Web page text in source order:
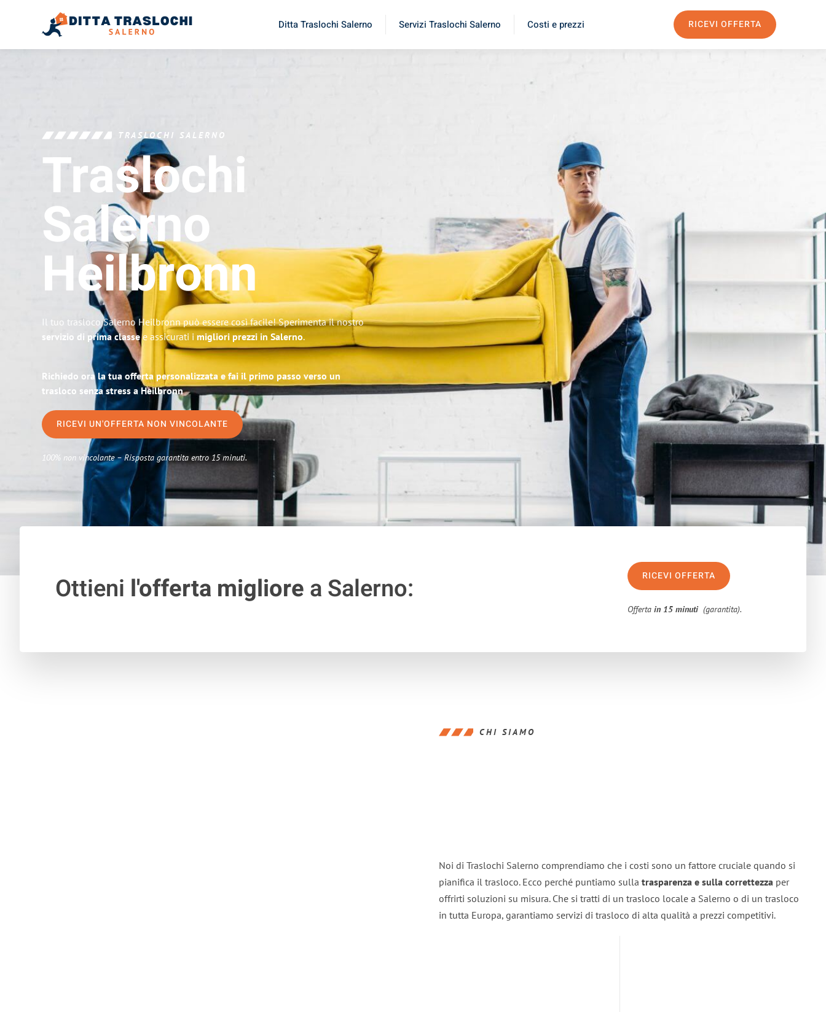
Ditta Traslochi Salerno Servizi Traslochi Salerno Costi e prezzi RICEVI OFFERTA
TRASLOCHI SALERNO
Traslochi
Salerno
Heilbronn
Il tuo trasloco Salerno Heilbronn può essere così facile! Sperimenta il nostro
servizio di prima classee assicurati i migliori prezzi in Salerno.
Richiedo ora la tua offerta personalizzata e fai il primo passo verso un
trasloco senza stress a Heilbronn
RICEVI UN'OFFERTA NON VINCOLANTE
100% non vincolante – Risposta garantita entro 15 minuti.
Ottieni l'offerta migliorea Salerno: RICEVI OFFERTA
Offertain 15 minuti (garantita).
CHI SIAMO
Noi di Traslochi Salerno comprendiamo che i costi sono un fattore cruciale quando si
pianifica il trasloco. Ecco perché puntiamo sulla trasparenza e sulla correttezza per
offrirti soluzioni su misura. Che si tratti di un trasloco locale a Salerno o di un trasloco
in tutta Europa, garantiamo servizi di trasloco di alta qualità a prezzi competitivi.